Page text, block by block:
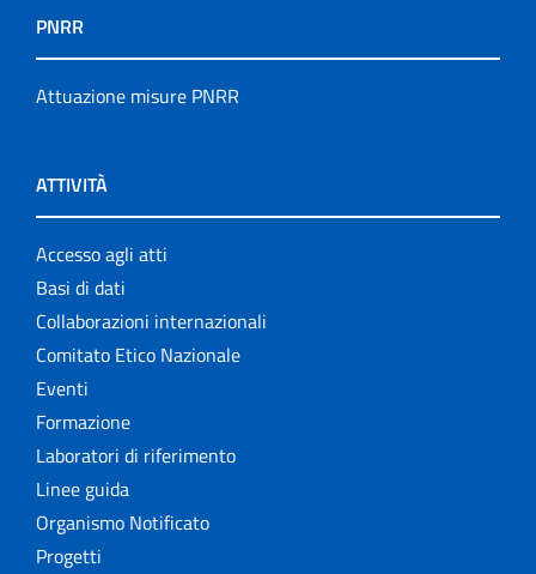
PNRR
Attuazione misure PNRR
ATTIVITÀ
Accesso agli atti
Basi di dati
Collaborazioni internazionali
Comitato Etico Nazionale
Eventi
Formazione
Laboratori di riferimento
Linee guida
Organismo Notificato
Progetti